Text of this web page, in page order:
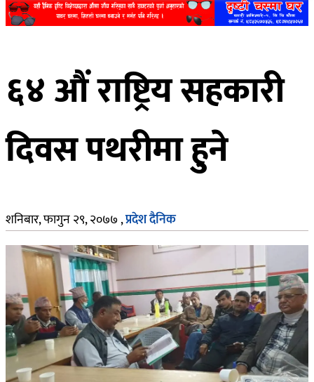
६४ औं राष्ट्रिय सहकारी
दिवस पथरीमा हुने
शनिबार, फागुन २९, २०७७,प्रदेश दैनिक